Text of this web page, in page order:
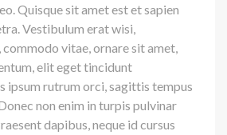
Quisque sit amet est et sapien
Vestibulum erat wisi,
vitae, ornare sit amet,
elit eget tincidunt
ipsum rutrum orci, sagittis tempus
non enim in turpis pulvinar
dapibus, neque id cursus